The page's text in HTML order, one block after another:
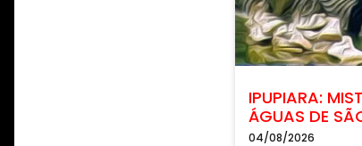
IPUPIARA:
ÁGUAS DE
04/08/2026